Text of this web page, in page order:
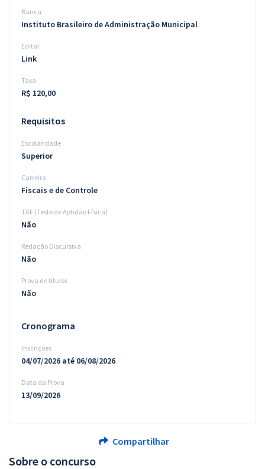
Sobre o concurso
Banca
Instituto Brasileiro de Administração Municipal
Edital
Link
Taxa
R$ 120,00
Requisitos
Escolaridade
Superior
Carreira
Fiscais e de Controle
TAF (Teste de Aptidão Física)
Não
Redação Discursiva
Não
Prova de títulos
Não
Cronograma
Inscrições
04/07/2026 até 06/08/2026
Data da Prova
13/09/2026
Compartilhar